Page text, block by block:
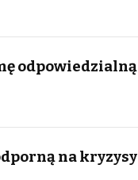
odpowiedzialną
na kryzysy